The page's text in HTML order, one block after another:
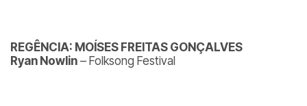
REGÊNCIA: MOÍSES FREITAS GONÇALVES
Ryan Nowlin – Folksong Festival